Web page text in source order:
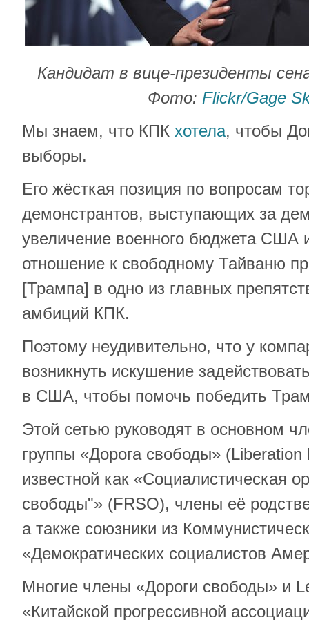
Кандидат в вице-президенты
Фото: Flickr/Gage
Мы знаем, что КПК хотела, чтобы
выборы.
Его жёсткая позиция по вопросам
демонстрантов, выступающих за
увеличение военного бюджета США
отношение к свободному Тайваню
[Трампа] в одно из главных
амбиций КПК.
Поэтому неудивительно, что у
возникнуть искушение
в США, чтобы помочь победить
Этой сетью руководят в основном
группы «Дорога свободы» (Liberation
известной как «Социалистическая
свободы"» (FRSO), члены её
а также союзники из
«Демократических социалистов
Многие члены «Дороги свободы» и
«Китайской прогрессивной